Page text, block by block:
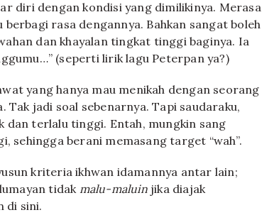
diri dengan kondisi yang dimilikinya. Merasa
rasa dengannya. Bahkan sangat boleh
dan khayalan tingkat tinggi baginya. Ia
(seperti lirik lagu Peterpan ya?)
yang hanya mau menikah dengan seorang
jadi soal sebenarnya. Tapi saudaraku,
terlalu tinggi. Entah, mungkin sang
sehingga berani memasang target “wah”.
kriteria ikhwan idamannya antar lain;
tidak malu-maluinjika diajak
di sini.